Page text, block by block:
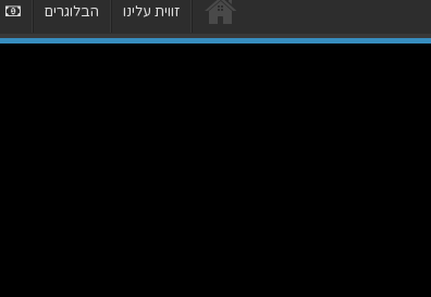
זווית עלינו הבלוגרים